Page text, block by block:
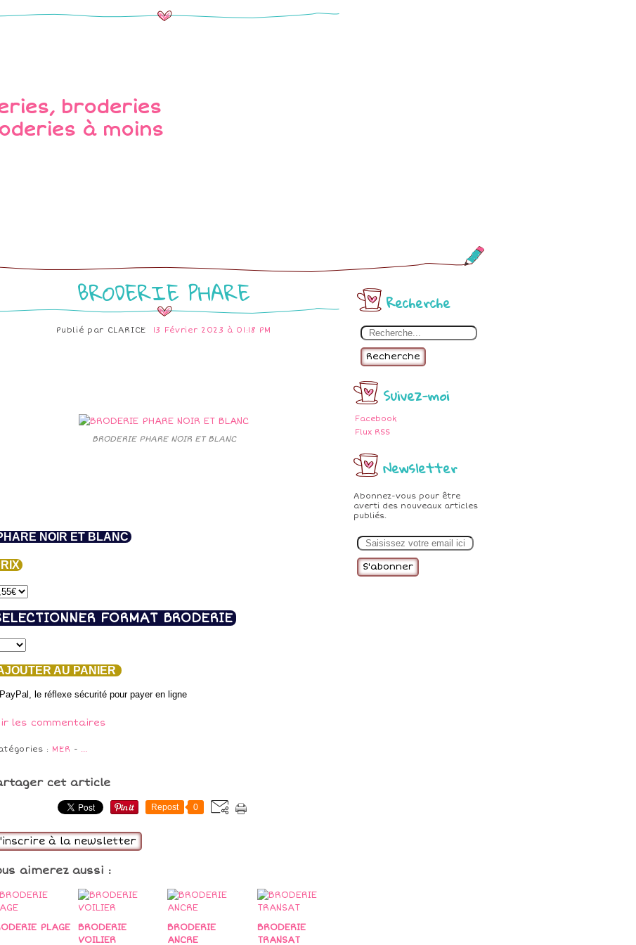
Recherche
Recherche
Suivez-moi
Facebook
Flux RSS
Newsletter
Abonnez-vous pour être
averti des nouveaux articles
publiés.
m
BRODERIE PHARE
Publié par CLARICE 13 Février 2023 à 01:18 PM
BRODERIE PHARE NOIR ET BLANC
NOIR ET BLANC
FORMAT BRODERIE
AU PANIER
les commentaires
: MER - …
cet article
Repost 0
à la newsletter
aimerez aussi :
PLAGE
BRODERIE
VOILIER
BRODERIE
ANCRE
BRODERIE
TRANSAT